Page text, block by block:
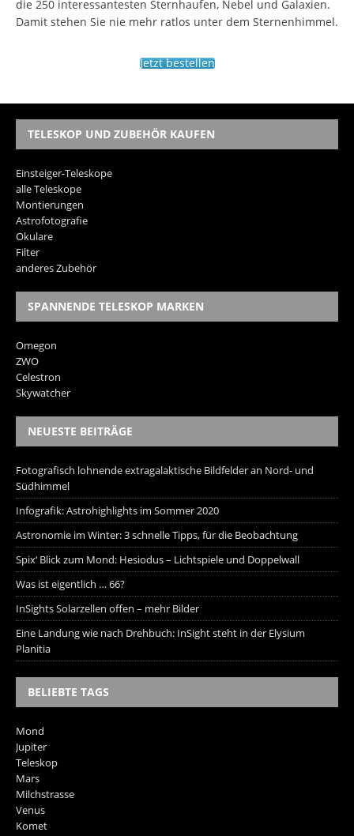
die 250 interessantesten Sternhaufen, Nebel und Galaxien.
Damit stehen Sie nie mehr ratlos unter dem Sternenhimmel.
Jetzt bestellen
TELESKOP UND ZUBEHÖR KAUFEN
Einsteiger-Teleskope
alle Teleskope
Montierungen
Astrofotografie
Okulare
Filter
anderes Zubehör
SPANNENDE TELESKOP MARKEN
Omegon
ZWO
Celestron
Skywatcher
NEUESTE BEITRÄGE
Fotografisch lohnende extragalaktische Bildfelder an Nord- und
Südhimmel
Infografik: Astrohighlights im Sommer 2020
Astronomie im Winter: 3 schnelle Tipps, für die Beobachtung
Spix‘ Blick zum Mond: Hesiodus – Lichtspiele und Doppelwall
Was ist eigentlich … 66?
InSights Solarzellen offen – mehr Bilder
Eine Landung wie nach Drehbuch: InSight steht in der Elysium
Planitia
BELIEBTE TAGS
Mond
Jupiter
Teleskop
Mars
Milchstrasse
Venus
Komet